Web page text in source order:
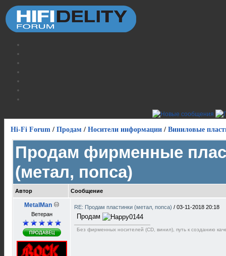
Hi-Fi Forum / Продам / Носители информации / Виниловые
Продам фирменные
(метал, попса)
Автор Сообщение
MetalMan
Ветеран
RE: Продам пластинки (метал, попса) / 03-11-2018 20:18
Продам
Без фирменных носителей (CD, винил), путь к созданию